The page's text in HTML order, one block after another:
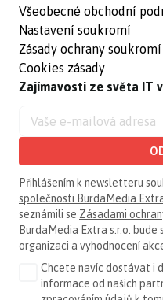
Všeobecné obchodní
Nastavení soukromí
Zásady ochrany soukromí
Cookies zásady
Zajímavosti ze světa IT
Přihlášením k newsletteru
společnosti BurdaMedia Extra
seznámili se Zásadami
BurdaMedia Extra s.r.o. bude
organizaci a vyhodnocení
Chcete navíc dostávat i
informace od našich